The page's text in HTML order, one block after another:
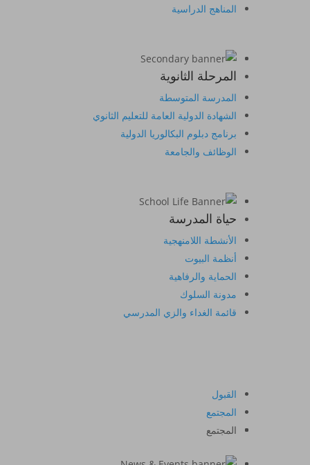
المناهج الدراسية
المرحلة الثانوية
المدرسة المتوسطة
الشهادة الدولية العامة للتعليم الثانوي
برنامج دبلوم البكالوريا الدولية
الوظائف والجامعة
حياة المدرسة
الأنشطة اللامنهجية
أنظمة البيوت
الحماية والرفاهية
مدونة السلوك
قائمة الغداء والزي المدرسي
القبول
المجتمع
المجتمع